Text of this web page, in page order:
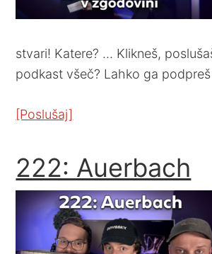
stvari! Katere? … Klikneš,
podkast všeč? Lahko ga
[Poslušaj]
222: Auerbach